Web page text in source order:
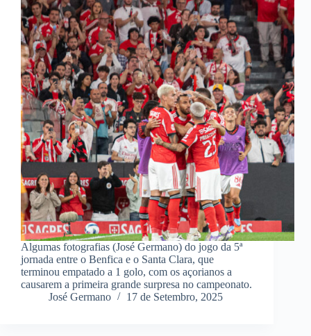
Algumas fotografias (José Germano) do jogo da 5ª
jornada entre o Benfica e o Santa Clara, que
terminou empatado a 1 golo, com os açorianos a
causarem a primeira grande surpresa no campeonato.
José Germano
17 de Setembro, 2025